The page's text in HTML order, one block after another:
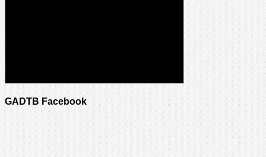
GADTB Facebook